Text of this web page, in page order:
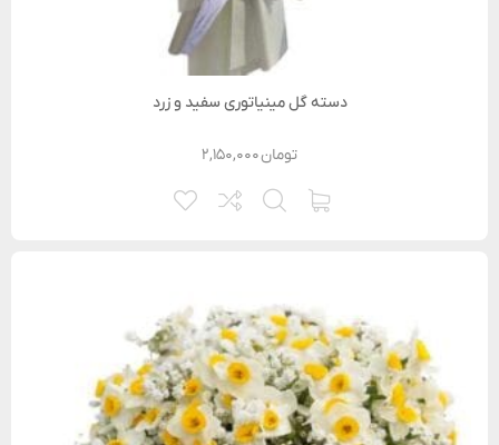
دسته گل مینیاتوری سفید و زرد
۲,۱۵۰,۰۰۰تومان